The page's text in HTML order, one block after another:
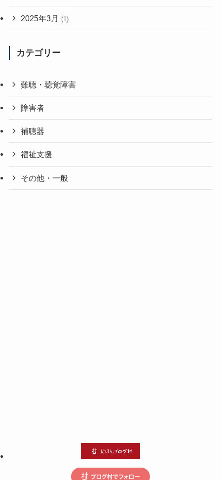
2025年3月 (1)
カテゴリー
難聴・聴覚障害
障害者
補聴器
福祉支援
その他・一般